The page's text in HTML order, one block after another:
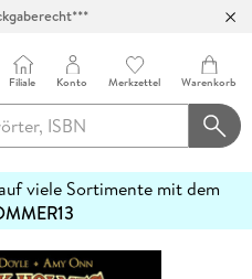
Filiale Konto Merkzettel Warenkorb
viele Sortimente mit dem